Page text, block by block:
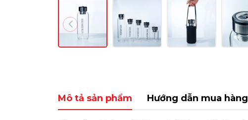
Mô tả sản phẩm Hướng dẫn mua hàng